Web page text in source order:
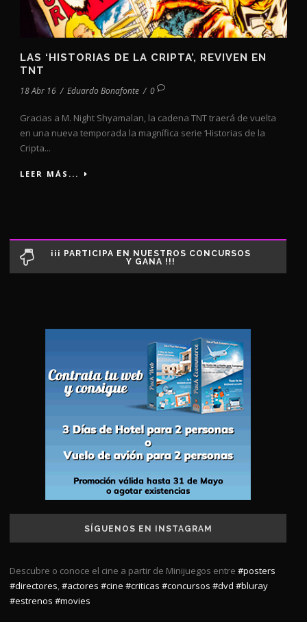
LAS ‘HISTORIAS DE LA CRIPTA’, REVIVEN EN
TNT
18 Abr 16 / Eduardo Bonafonte / 0
Gracias a M. Night Shyamalan, la cadena TNT traerá de vuelta
en una nueva temporada la magnífica serie ‘Historias de la
Cripta...
LEER MÁS...
¡¡¡ PARTICIPA EN NUESTROS CONCURSOS
Y GANA !!!
SÍGUENOS EN INSTAGRAM
Descubre o conoce el cine a partir de Minijuegos entre #posters
#directores,#actores #cine #criticas #concursos #dvd #bluray
#estrenos #movies